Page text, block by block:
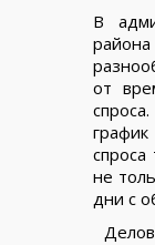
В
от
спроса
не
дни с